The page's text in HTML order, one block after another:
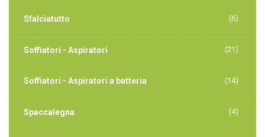
Sfalciatutto (6)
Soffiatori - Aspiratori (21)
Soffiatori - Aspiratori a batteria (14)
Spaccalegna (4)